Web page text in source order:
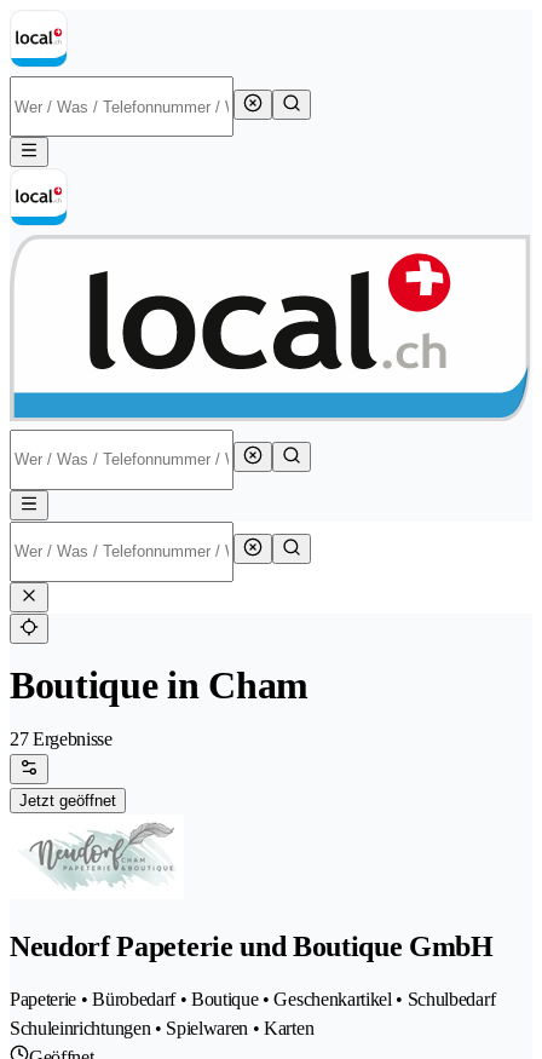
Boutique in Cham
27 Ergebnisse
Jetzt geöffnet
Neudorf Papeterie und Boutique GmbH
Papeterie • Bürobedarf • Boutique • Geschenkartikel • Schulbedarf
Schuleinrichtungen • Spielwaren • Karten